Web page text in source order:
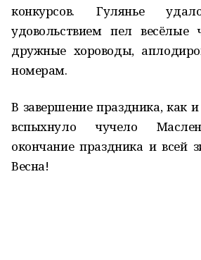
конкурсов. Гулянье
удовольствием пел весёлые
дружные хороводы,
номерам.
В завершение праздника, как и
вспыхнуло чучело
окончание праздника и всей
Весна!